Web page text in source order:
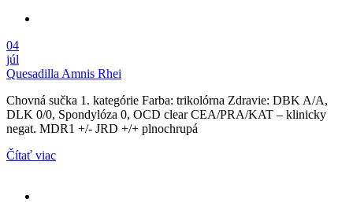
04
júl
Quesadilla Amnis Rhei
Chovná sučka 1. kategórie Farba: trikolórna Zdravie: DBK A/A,
DLK 0/0, Spondylóza 0, OCD clear CEA/PRA/KAT – klinicky
negat. MDR1 +/- JRD +/+ plnochrupá
Čítať viac